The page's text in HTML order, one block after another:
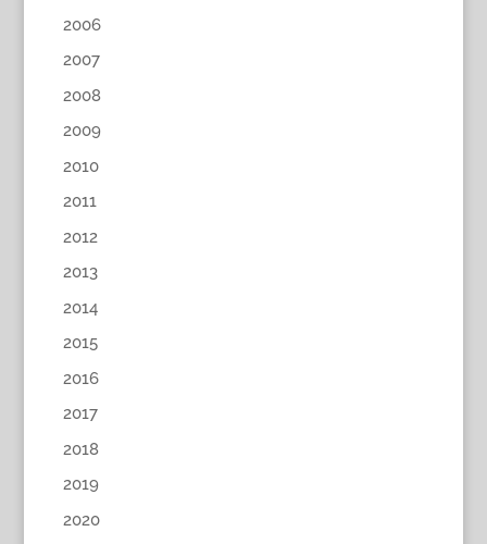
2006
2007
2008
2009
2010
2011
2012
2013
2014
2015
2016
2017
2018
2019
2020